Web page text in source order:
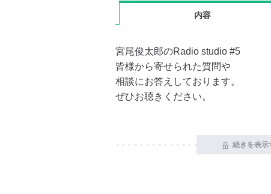
内容
宮尾俊太郎のRadio studio #5
皆様から寄せられた質問や
相談にお答えしております。
ぜひお聴きください。
続きを表示